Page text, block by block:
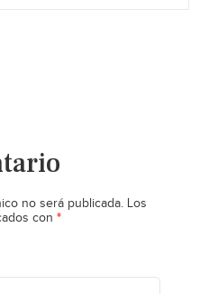
no será publicada. Los
con *